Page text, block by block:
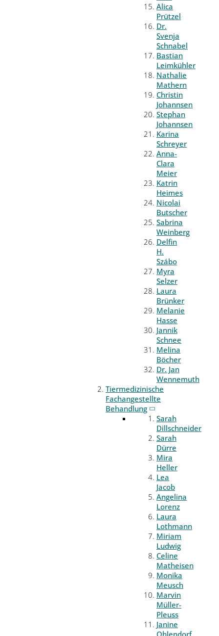
Alica
Prützel
Dr.
Svenja
Schnabel
Bastian
Leimkühler
Nathalie
Mathern
Christin
Johannsen
Stephan
Johannsen
Karina
Schreyer
Anna-
Clara
Meier
Katrin
Heimes
Nicolai
Butscher
Sabrina
Weinberg
Delfin
H.
Szábo
Myra
Selzer
Laura
Brünker
Melanie
Hasse
Jannik
Schnee
Melina
Böcher
Dr. Jan
Wennemuth
Tiermedizinische
Fachangestellte
Behandlung
Sarah
Dillschneider
Sarah
Dürre
Mira
Heller
Lea
Jacob
Angelina
Lorenz
Laura
Lothmann
Miriam
Ludwig
Celine
Matheisen
Monika
Meusch
Marvin
Müller-
Pleuss
Janine
Ohlendorf